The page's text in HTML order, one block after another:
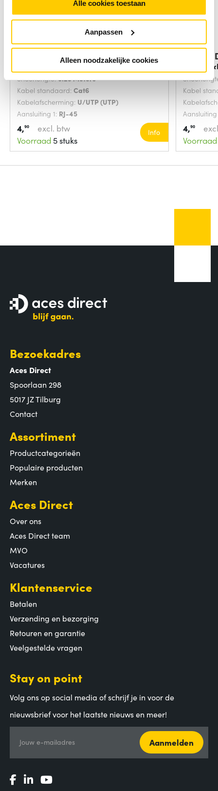
Alle cookies toestaan
Aanpassen
Alleen noodzakelijke cookies
Digitus DK-1617-0025/B
netwerkkabel Blauw
Snoerlengte:0.25 Meters
Kabel standaard: Cat6
Kabelafscherming: U/UTP (UTP)
Aansluiting 1: RJ-45
4,90
excl. btw
Voorraad 5 stuks
Info
Digitus
Kabel
4,90
Voorraad
Bezoekadres
Aces Direct
Spoorlaan 298
5017 JZ Tilburg
Contact
Assortiment
Productcategorieën
Populaire producten
Merken
Aces Direct
Over ons
Aces Direct team
MVO
Vacatures
Klantenservice
Betalen
Verzending en bezorging
Retouren en garantie
Veelgestelde vragen
Stay on point
Volg ons op social media of schrijf je in voor de
nieuwsbrief voor het laatste nieuws en meer!
Jouw e-mailadres Aanmelden